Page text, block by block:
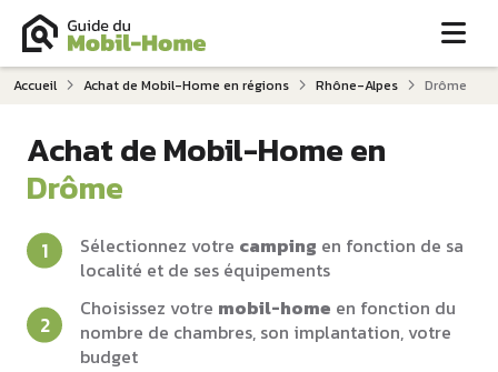
Accueil Achat de Mobil-Home en régions Rhône-Alpes Drôme
Achat de Mobil-Home en
Drôme
Sélectionnez votre camping en fonction de sa
localité et de ses équipements
Choisissez votre mobil-home en fonction du
nombre de chambres, son implantation, votre
budget